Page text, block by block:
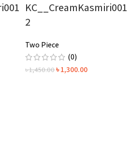
KC__CreamKasmiri001
2
Two Piece
(0)
৳1,450.00৳1,300.00